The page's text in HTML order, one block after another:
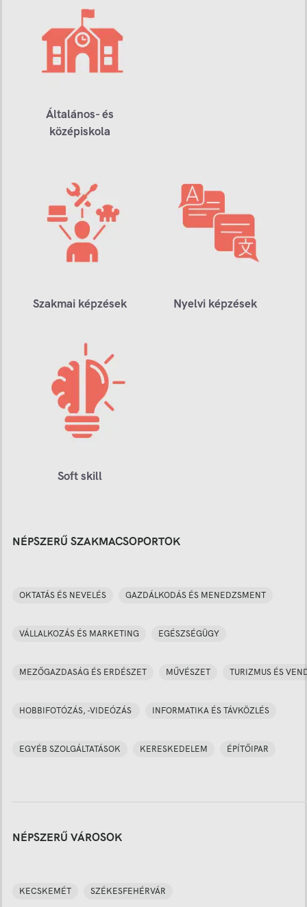
Általános- és
középiskola
Szakmai képzések Nyelvi képzések
Soft skill
NÉPSZERŰ SZAKMACSOPORTOK
OKTATÁS ÉS NEVELÉS GAZDÁLKODÁS ÉS MENEDZSMENT
VÁLLALKOZÁS ÉS MARKETING EGÉSZSÉGÜGY
MEZŐGAZDASÁG ÉS ERDÉSZET MŰVÉSZET TURIZMUS ÉS
HOBBIFOTÓZÁS, -VIDEÓZÁS INFORMATIKA ÉS TÁVKÖZLÉS
EGYÉB SZOLGÁLTATÁSOK KERESKEDELEM ÉPÍTŐIPAR
NÉPSZERŰ VÁROSOK
KECSKEMÉT SZÉKESFEHÉRVÁR